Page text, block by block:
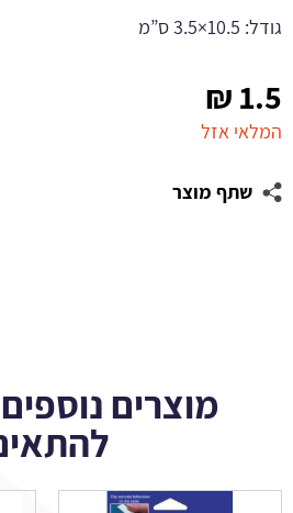
1.5
₪
המלאי אזל
שתף מוצר
גודל: 10.5×3.5 ס”מ
מוצרים